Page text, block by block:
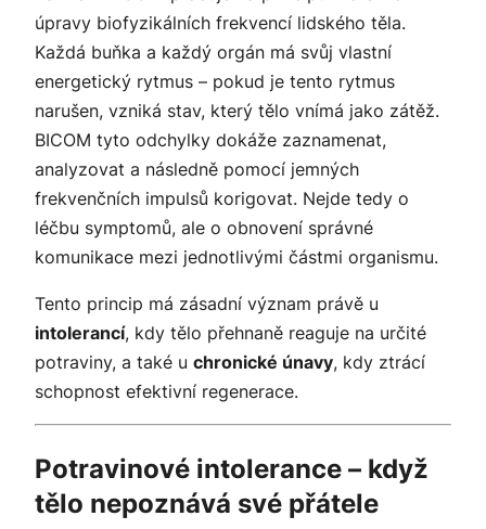
úpravy biofyzikálních frekvencí lidského těla.
Každá buňka a každý orgán má svůj vlastní
energetický rytmus – pokud je tento rytmus
narušen, vzniká stav, který tělo vnímá jako zátěž.
BICOM tyto odchylky dokáže zaznamenat,
analyzovat a následně pomocí jemných
frekvenčních impulsů korigovat. Nejde tedy o
léčbu symptomů, ale o obnovení správné
komunikace mezi jednotlivými částmi organismu.
Tento princip má zásadní význam právě u
intolerancí, kdy tělo přehnaně reaguje na určité
potraviny, a také u chronické únavy, kdy ztrácí
schopnost efektivní regenerace.
Potravinové intolerance – když
tělo nepoznává své přátele